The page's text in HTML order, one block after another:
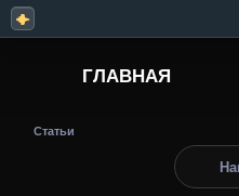
ГЛАВНАЯ
Статьи